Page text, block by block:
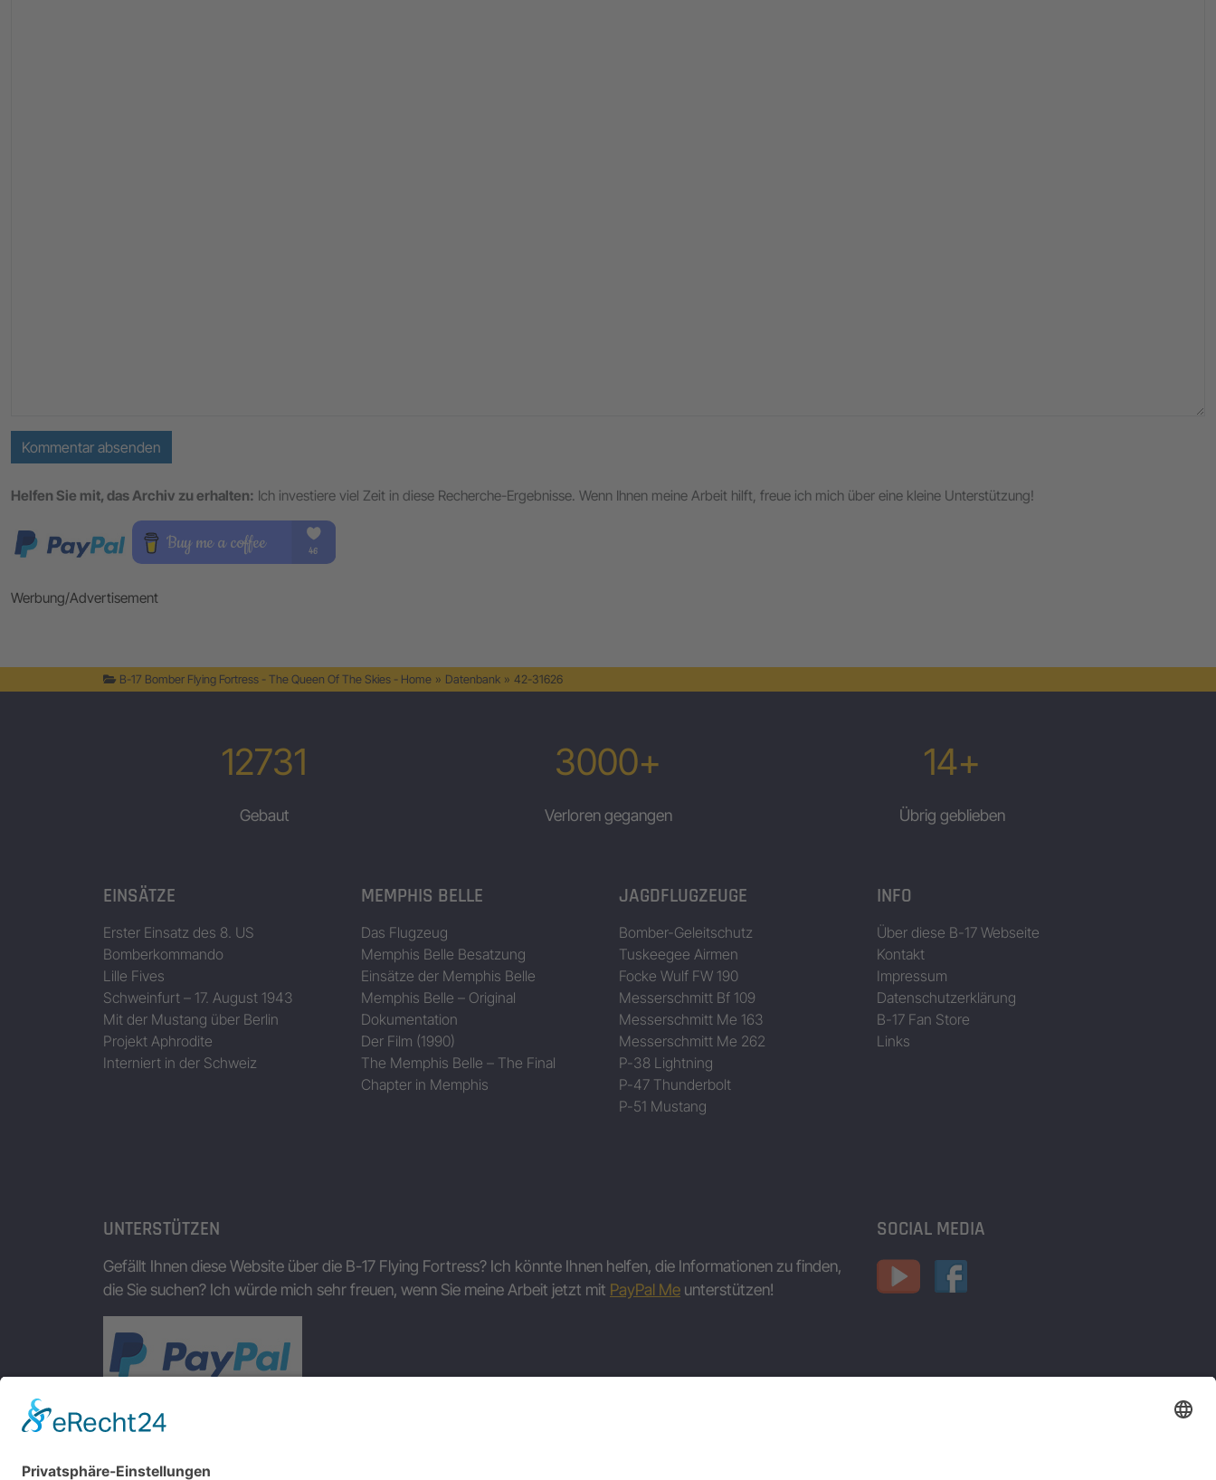
Kommentar absenden
Helfen Sie mit, das Archiv zu erhalten: Ich investiere viel Zeit in diese Recherche-Ergebnisse. Wenn Ihnen meine Arbeit hilft, freue ich mich über eine kleine Unterstützung!
Werbung/Advertisement
B-17 Bomber Flying Fortress - The Queen Of The Skies - Home » Datenbank » 42-31626
12731
Gebaut
3000+
Verloren gegangen
14+
Übrig geblieben
EINSÄTZE
Erster Einsatz des 8. US
Bomberkommando
Lille Fives
Schweinfurt – 17. August 1943
Mit der Mustang über Berlin
Projekt Aphrodite
Interniert in der Schweiz
MEMPHIS BELLE
Das Flugzeug
Memphis Belle Besatzung
Einsätze der Memphis Belle
Memphis Belle – Original
Dokumentation
Der Film (1990)
The Memphis Belle – The Final
Chapter in Memphis
JAGDFLUGZEUGE
Bomber-Geleitschutz
Tuskeegee Airmen
Focke Wulf FW 190
Messerschmitt Bf 109
Messerschmitt Me 163
Messerschmitt Me 262
P-38 Lightning
P-47 Thunderbolt
P-51 Mustang
INFO
Über diese B-17 Webseite
Kontakt
Impressum
Datenschutzerklärung
B-17 Fan Store
Links
UNTERSTÜTZEN
Gefällt Ihnen diese Website über die B-17 Flying Fortress? Ich könnte Ihnen helfen, die Informationen zu finden,
die Sie suchen? Ich würde mich sehr freuen, wenn Sie meine Arbeit jetzt mit PayPal Me unterstützen!
SOCIAL MEDIA